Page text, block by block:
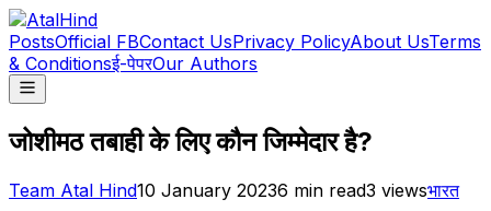
PostsOfficial FBContact UsPrivacy PolicyAbout UsTerms
& Conditionsई-पेपरOur Authors
जोशीमठ तबाही के लिए कौन जिम्मेदार है?
Team Atal Hind10 January 20236 min read3 viewsभारत